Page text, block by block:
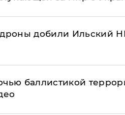
добили Ильский
баллистикой